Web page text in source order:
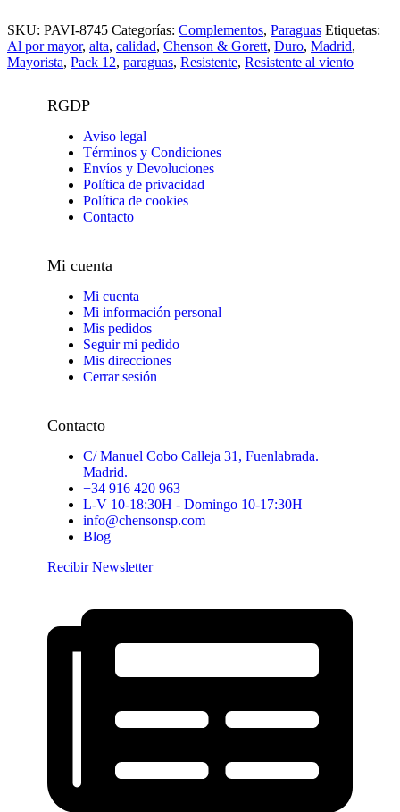
SKU: PAVI-8745 Categorías: Complementos, Paraguas Etiquetas:
Al por mayor, alta, calidad, Chenson & Gorett, Duro, Madrid,
Mayorista, Pack 12, paraguas, Resistente, Resistente al viento
RGDP
Aviso legal
Términos y Condiciones
Envíos y Devoluciones
Política de privacidad
Política de cookies
Contacto
Mi cuenta
Mi cuenta
Mi información personal
Mis pedidos
Seguir mi pedido
Mis direcciones
Cerrar sesión
Contacto
C/ Manuel Cobo Calleja 31, Fuenlabrada.
Madrid.
+34 916 420 963
L-V 10-18:30H - Domingo 10-17:30H
info@chensonsp.com
Blog
Recibir Newsletter